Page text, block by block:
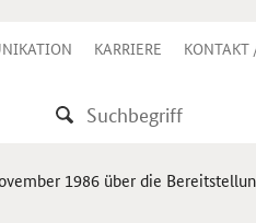
KARRIERE KONTAKT
1986 über die